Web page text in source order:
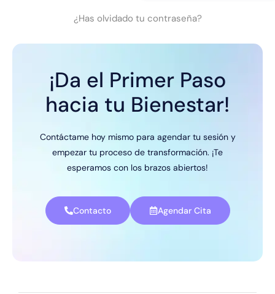
¿Has olvidado tu contraseña?
¡Da el Primer Paso
hacia tu Bienestar!
Contáctame hoy mismo para agendar tu sesión y
empezar tu proceso de transformación. ¡Te
esperamos con los brazos abiertos!
Contacto Agendar Cita